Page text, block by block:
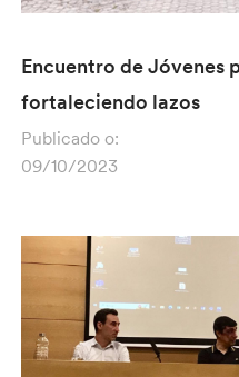
Encuentro de Jóvenes
fortaleciendo lazos
Publicado o:
09/10/2023